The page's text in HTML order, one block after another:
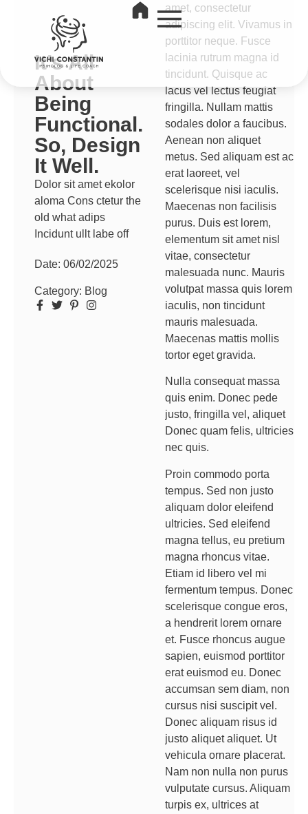
amet, consectetur
adipiscing elit. Vivamus in
porttitor neque. Fusce
lacinia rutrum magna id
tincidunt. Quisque ac
lacus vel lectus feugiat
fringilla. Nullam mattis
sodales dolor a faucibus.
Aenean non aliquet
metus. Sed aliquam est ac
erat laoreet, vel
scelerisque nisi iaculis.
Maecenas non facilisis
purus. Duis est lorem,
elementum sit amet nisl
vitae, consectetur
malesuada nunc. Mauris
volutpat massa quis lorem
iaculis, non tincidunt
mauris malesuada.
Maecenas mattis mollis
tortor eget gravida.
Nulla consequat massa
quis enim. Donec pede
justo, fringilla vel, aliquet
Donec quam felis, ultricies
nec quis.
Proin commodo porta
tempus. Sed non justo
aliquam dolor eleifend
ultricies. Sed eleifend
magna tellus, eu pretium
magna rhoncus vitae.
Etiam id libero vel mi
fermentum tempus. Donec
scelerisque congue eros,
a hendrerit lorem ornare
et. Fusce rhoncus augue
sapien, euismod porttitor
erat euismod eu. Donec
accumsan sem diam, non
cursus nisi suscipit vel.
Donec aliquam risus id
justo aliquet aliquet. Ut
vehicula ornare placerat.
Nam non nulla non purus
vulputate cursus. Aliquam
turpis ex, ultrices at
It’s All
About
Being
Functional.
So, Design
It Well.
Dolor sit amet ekolor
aloma Cons ctetur the
old what adips
Incidunt ullt labe off
Date: 06/02/2025
Category: Blog